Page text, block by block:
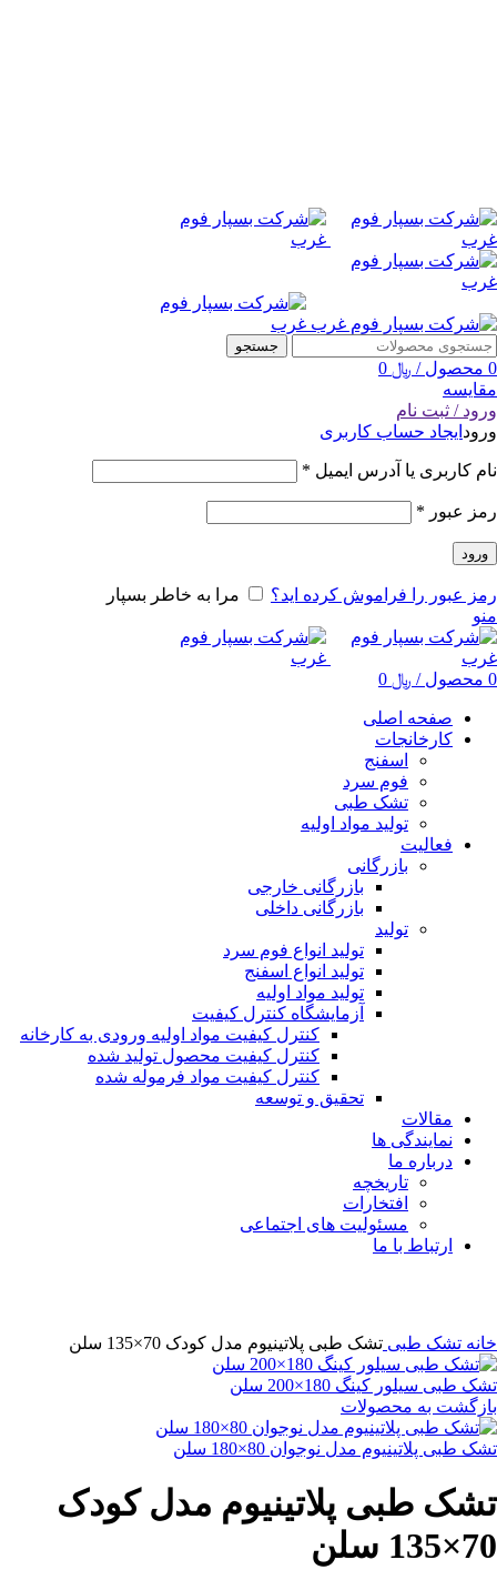
جستجو
0 محصول / ﷼
مقایسه
ورود / ثبت نام
ورود ایجاد حساب کاربری
نام کاربری یا آدرس ایمیل *
رمز عبور *
ورود
رمز عبور را فراموش کرده اید؟
مرا به خاطر بسپار
منو
0 محصول / ﷼
صفحه اصلی
کارخانجات
اسفنج
فوم سرد
تشک طبی
تولید مواد اولیه
فعالیت
بازرگانی
بازرگانی خارجی
بازرگانی داخلی
تولید
تولید انواع فوم سرد
تولید انواع اسفنج
تولید مواد اولیه
آزمایشگاه کنترل کیفیت
کنترل کیفیت مواد اولیه ورودی به کارخانه
کنترل کیفیت محصول تولید شده
کنترل کیفیت مواد فرموله شده
تحقیق و توسعه
مقالات
نمایندگی ها
درباره ما
تاریخچه
افتخارات
مسئولیت های اجتماعی
ارتباط با ما
خانه تشک طبی تشک طبی پلاتینیوم مدل کودک 70×135 سلن
تشک طبی سیلور کینگ 180×200 سلن
بازگشت به محصولات
تشک طبی پلاتینیوم مدل نوجوان 80×180 سلن
تشک طبی پلاتینیوم مدل کودک
70×135 سلن